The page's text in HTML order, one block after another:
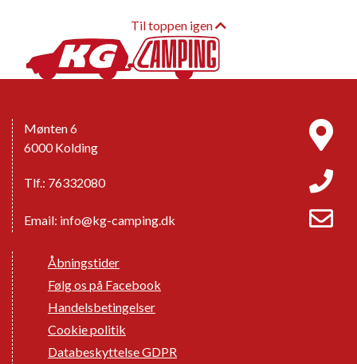
Til toppen igen
Mønten 6
6000 Kolding
Tlf.: 76332080
Email: info@kg-camping.dk
Åbningstider
Følg os på Facebook
Handelsbetingelser
Cookie politik
Databeskyttelse GDPR